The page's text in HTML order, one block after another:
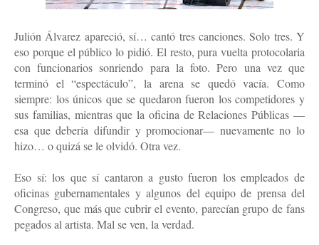
Julión Álvarez apareció, sí… cantó tres canciones. Solo tres. Y
eso porque el público lo pidió. El resto, pura vuelta protocolaria
con funcionarios sonriendo para la foto. Pero una vez que
terminó el “espectáculo”, la arena se quedó vacía. Como
siempre: los únicos que se quedaron fueron los competidores y
sus familias, mientras que la oficina de Relaciones Públicas —
esa que debería difundir y promocionar— nuevamente no lo
hizo… o quizá se le olvidó. Otra vez.
Eso sí: los que sí cantaron a gusto fueron los empleados de
oficinas gubernamentales y algunos del equipo de prensa del
Congreso, que más que cubrir el evento, parecían grupo de fans
pegados al artista. Mal se ven, la verdad.